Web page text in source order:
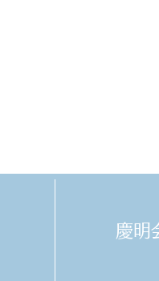
慶明